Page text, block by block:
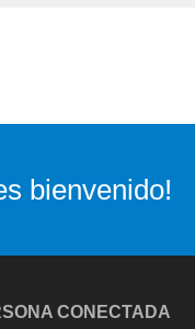
bienvenido!
CONECTADA